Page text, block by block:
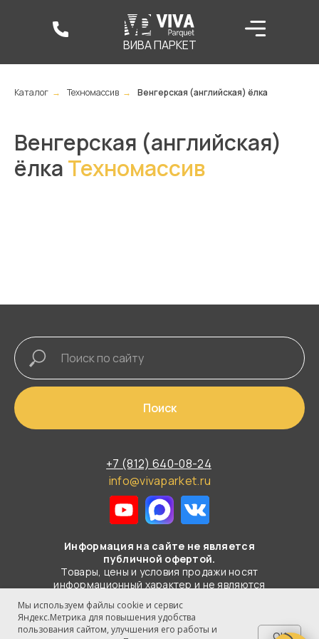
ВИВА ПАРКЕТ
Каталог → Техномассив → Венгерская (английская) ёлка
Венгерская (английская)
ёлкаТехномассив
Поиск
Информация на сайте не является
публичной офертой.
Товары, цены и условия продажи носят
информационный характер и не являются
статьи 437 ГК РФ.
© 2003-2026 Все права защищены
info@vivaparket.ru
+7 (812) 640-08-24
Мы используем файлы cookie и сервис
Яндекс.Метрика для повышения удобства
пользования сайтом, улучшения его работы и
OK